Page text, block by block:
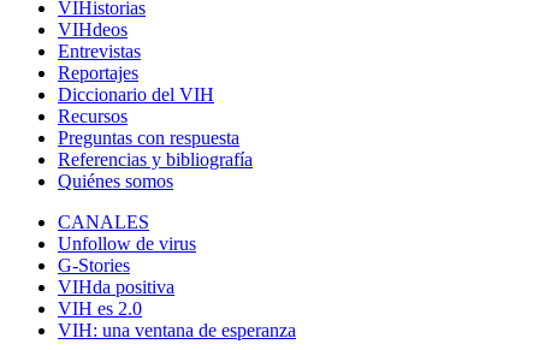
VIHistorias
VIHdeos
Entrevistas
Reportajes
Diccionario del VIH
Recursos
Preguntas con respuesta
Referencias y bibliografía
Quiénes somos
CANALES
Unfollow de virus
G-Stories
VIHda positiva
VIH es 2.0
VIH: una ventana de esperanza